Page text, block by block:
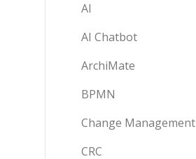
AI
AI Chatbot
ArchiMate
BPMN
Change Management
CRC